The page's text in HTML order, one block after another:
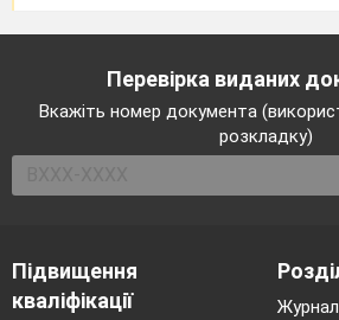
Перевірка виданих
Вкажіть номер документа
розкладку)
Підвищення
кваліфікації
Журнал